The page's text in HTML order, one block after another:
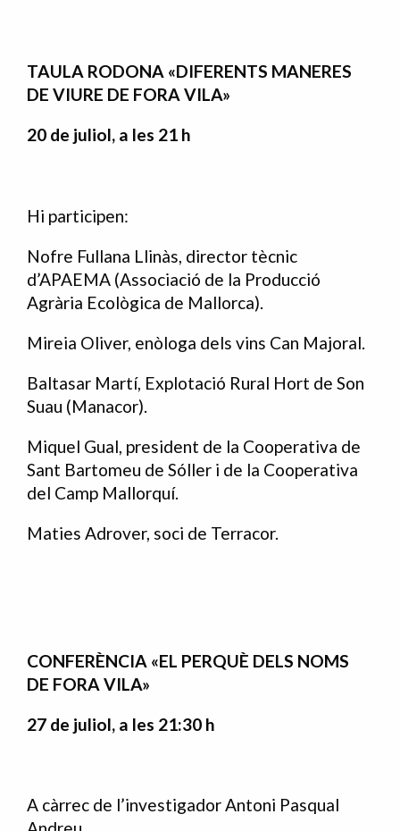
TAULA RODONA «DIFERENTS MANERES
DE VIURE DE FORA VILA»
20 de juliol, a les 21 h
Hi participen:
Nofre Fullana Llinàs, director tècnic
d’APAEMA (Associació de la Producció
Agrària Ecològica de Mallorca).
Mireia Oliver, enòloga dels vins Can Majoral.
Baltasar Martí, Explotació Rural Hort de Son
Suau (Manacor).
Miquel Gual, president de la Cooperativa de
Sant Bartomeu de Sóller i de la Cooperativa
del Camp Mallorquí.
Maties Adrover, soci de Terracor.
CONFERÈNCIA «EL PERQUÈ DELS NOMS
DE FORA VILA»
27 de juliol, a les 21:30 h
A càrrec de l’investigador Antoni Pasqual